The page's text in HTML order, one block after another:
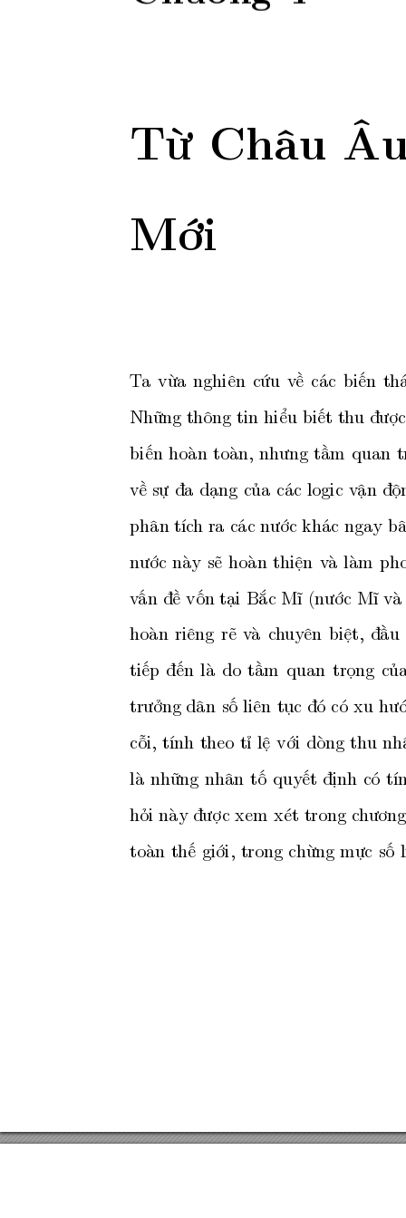
Từ Châu
Mới
Ta vừa nghiên cứu về các biến
Những thông tin hiểu biết thu được
biến hoàn toàn, nhưng tầm quan
về sự đa dạng của các logic vận
phân tích ra các nước khác ngay bâ
nước này sẽ hoàn thiện và làm
vấn đề vốn tại Bắc Mĩ (nước Mĩ và
hoàn riêng rẽ và chuyên biệt, đầu
tiếp đến là do tầm quan trọng
trưởng dân số liên tục đó có xu
cỗi, tính theo tỉ lệ với dòng thu
là những nhân tố quyết định có
hỏi này được xem xét trong chương
toàn thế giới, trong chừng mực số